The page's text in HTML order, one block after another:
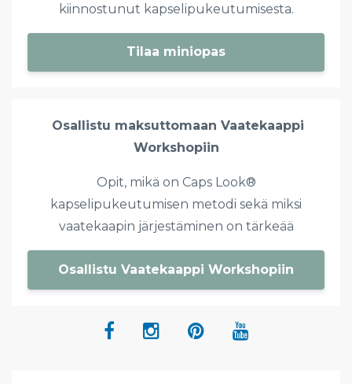
kiinnostunut kapselipukeutumisesta.
Tilaa miniopas
Osallistu maksuttomaan Vaatekaappi
Workshopiin
Opit, mikä on Caps Look®
kapselipukeutumisen metodi sekä miksi
vaatekaapin järjestäminen on tärkeää
Osallistu Vaatekaappi Workshopiin